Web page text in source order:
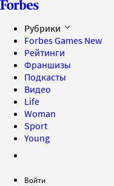
Рубрики
Forbes Games New
Рейтинги
Франшизы
Подкасты
Видео
Life
Woman
Sport
Young
Войти